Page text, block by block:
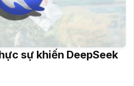
sự khiến DeepSeek